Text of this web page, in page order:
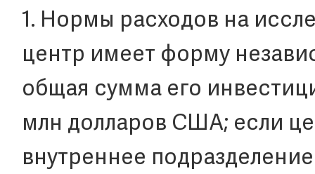
1. Нормы расходов на
центр имеет форму
общая сумма его
млн долларов США; если
внутреннее